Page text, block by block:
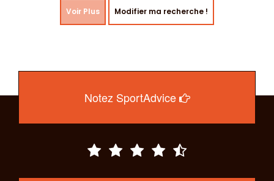
Voir Plus Modifier ma recherche !
Notez SportAdvice